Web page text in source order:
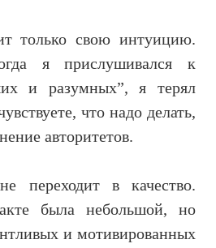
только свою интуицию.
я прислушивался к
и разумных”, я терял
что надо делать,
авторитетов.
переходит в качество.
была небольшой, но
и мотивированных